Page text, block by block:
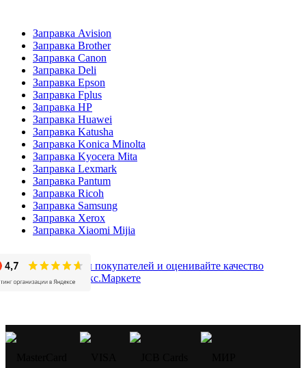
Заправка Avision
Заправка Brother
Заправка Canon
Заправка Deli
Заправка Epson
Заправка Fplus
Заправка HP
Заправка Huawei
Заправка Katusha
Заправка Konica Minolta
Заправка Kyocera Mita
Заправка Lexmark
Заправка Pantum
Заправка Ricoh
Заправка Samsung
Заправка Xerox
Заправка Xiaomi Mijia